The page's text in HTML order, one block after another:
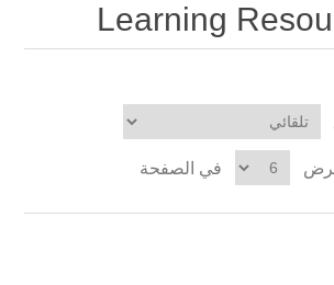
Learning
في الصفحة